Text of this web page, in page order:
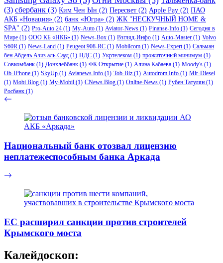
(3) сбербанк (3) Ким Чен Ын (2) Пересвет (2) Apple Pay (2) ПАО
АКБ «Новация» (2) банк «Югра» (2) ЖК "НЕСКУЧНЫЙ HOME &
SPA" (2) Pro-Auto 24 (1) My-Auto (1) Aviator-News (1) Finanse-Info (1) Сегодня в
Мире (1) ООО КБ «НКБ» (1) News-Box (1) Взгляд-Инфо (1) Auto-Master (1) Volvo
S60R (1) News-Land (1) Peugeot 908-RC (1) Mobilcom (1) News-Expert(1) Сальман
бен Абдель Азиз аль-Сауд (1) НДС (1) Укртелеком (1) прожиточный минимум (1)
Совкомбанк (1) Донхлеббанк (1) ФК Открытие (1) Алина Кабаева (1) Moody's (1)
Ob-IPhone (1) SkyUp (1) Avianews.Info (1) Tob-Biz (1) Autodrom.Info (1) Mir-Diesel
(1) Mobi Blog (1) My-Mobil (1) CNews.Blog (1) Online-News (1) Рубен Татулян (1)
Росбанк (1)
Национальный банк отозвал лицензию
неплатежеспособным банка Аркада
ЕС расширил санкции против строителей
Крымского моста
Калейдоскоп: